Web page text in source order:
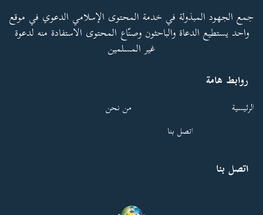
جمع الجهود المبذولة في خدمة المحتوى الإسلامي الدعوي في موقع
واحد يستطيع الدعاة والباحثون وصنّاع المحتوى الاستفادة منه لدعوة
غير المسلمين
روابط هامة
الرئيسية
من نحن
اتصل بنا
اتصل بنا